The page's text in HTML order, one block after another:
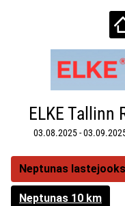
ELKE Tallinn
03.08.2025 -
Neptunas lastejooks
Neptunas 10 km